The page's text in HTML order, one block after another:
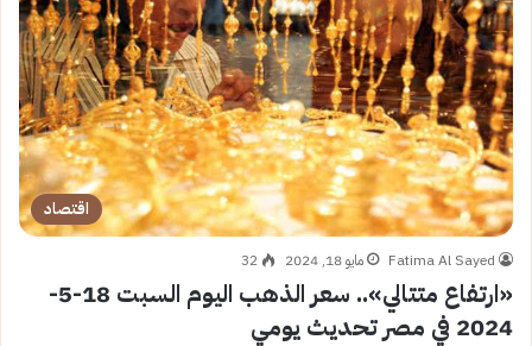
اقتصاد
Fatima Al Sayed مايو 18, 2024 32
«ارتفاع متتالي».. سعر الذهب اليوم السبت 18-5-
2024 في مصر تحديث يومي